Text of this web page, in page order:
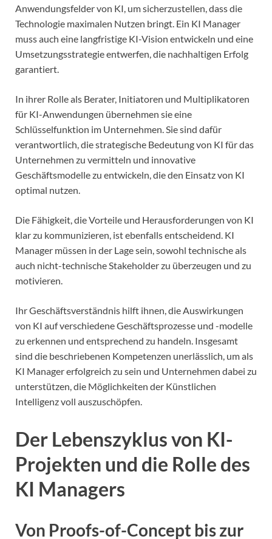
Anwendungsfelder von KI, um sicherzustellen, dass die
Technologie maximalen Nutzen bringt. Ein KI Manager
muss auch eine langfristige KI-Vision entwickeln und eine
Umsetzungsstrategie entwerfen, die nachhaltigen Erfolg
garantiert.
In ihrer Rolle als Berater, Initiatoren und Multiplikatoren
für KI-Anwendungen übernehmen sie eine
Schlüsselfunktion im Unternehmen. Sie sind dafür
verantwortlich, die strategische Bedeutung von KI für das
Unternehmen zu vermitteln und innovative
Geschäftsmodelle zu entwickeln, die den Einsatz von KI
optimal nutzen.
Die Fähigkeit, die Vorteile und Herausforderungen von KI
klar zu kommunizieren, ist ebenfalls entscheidend. KI
Manager müssen in der Lage sein, sowohl technische als
auch nicht-technische Stakeholder zu überzeugen und zu
motivieren.
Ihr Geschäftsverständnis hilft ihnen, die Auswirkungen
von KI auf verschiedene Geschäftsprozesse und -modelle
zu erkennen und entsprechend zu handeln. Insgesamt
sind die beschriebenen Kompetenzen unerlässlich, um als
KI Manager erfolgreich zu sein und Unternehmen dabei zu
unterstützen, die Möglichkeiten der Künstlichen
Intelligenz voll auszuschöpfen.
Der Lebenszyklus von KI-
Projekten und die Rolle des
KI Managers
Von Proofs-of-Concept bis zur